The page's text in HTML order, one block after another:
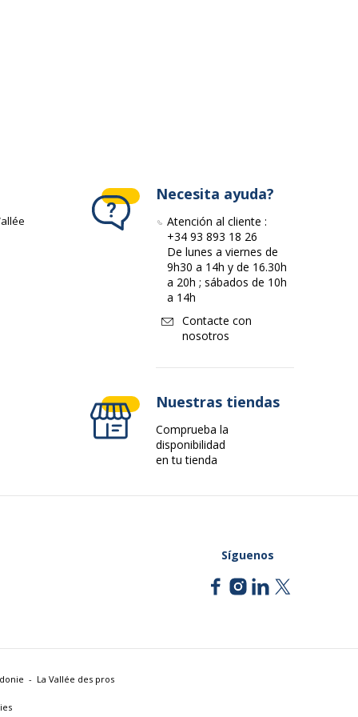
Necesita ayuda?
Atención al cliente :
+34 93 893 18 26
De lunes a viernes de
9h30 a 14h y de 16.30h
a 20h ; sábados de 10h
a 14h
Contacte con
nosotros
Nuestras tiendas
Comprueba la
disponibilidad
en tu tienda
Síguenos
La Vallée des pros